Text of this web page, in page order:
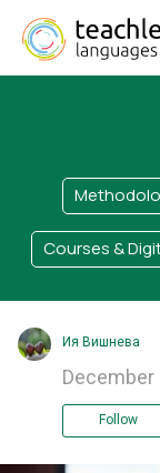
Courses &
Ия Вишнева
December
Follow